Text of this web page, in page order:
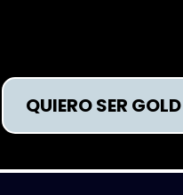
QUIERO SER GOLD